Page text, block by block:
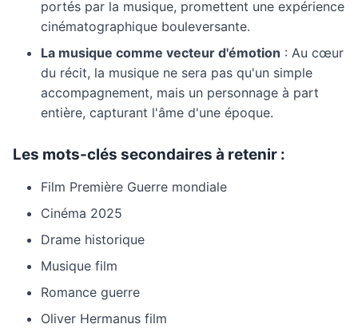
portés par la musique, promettent une expérience
cinématographique bouleversante.
La musique comme vecteur d'émotion : Au cœur
du récit, la musique ne sera pas qu'un simple
accompagnement, mais un personnage à part
entière, capturant l'âme d'une époque.
Les mots-clés secondaires à retenir :
Film Première Guerre mondiale
Cinéma 2025
Drame historique
Musique film
Romance guerre
Oliver Hermanus film